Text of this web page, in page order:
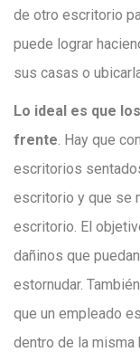
de otro escritorio
puede lograr
sus casas o
Lo ideal es que
frente. Hay que
escritorios
escritorio y que se
escritorio. El
dañinos que
estornudar.
que un empleado
dentro de la misma